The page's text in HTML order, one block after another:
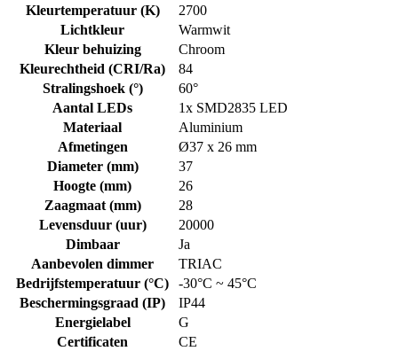
Kleurtemperatuur (K)
2700
Lichtkleur
Warmwit
Kleur behuizing
Chroom
Kleurechtheid (CRI/Ra)
84
Stralingshoek (°)
60°
Aantal LEDs
1x SMD2835 LED
Materiaal
Aluminium
Afmetingen
Ø37 x 26 mm
Diameter (mm)
37
Hoogte (mm)
26
Zaagmaat (mm)
28
Levensduur (uur)
20000
Dimbaar
Ja
Aanbevolen dimmer
TRIAC
Bedrijfstemperatuur (°C)
-30°C ~ 45°C
Beschermingsgraad (IP)
IP44
Energielabel
G
Certificaten
CE